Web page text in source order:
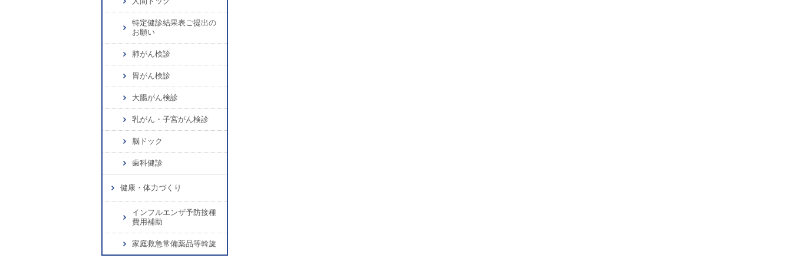
特定健診結果表ご提出の
お願い
肺がん検診
胃がん検診
大腸がん検診
乳がん・子宮がん検診
脳ドック
歯科健診
健康・体力づくり
インフルエンザ予防接種
費用補助
家庭救急常備薬品等斡旋